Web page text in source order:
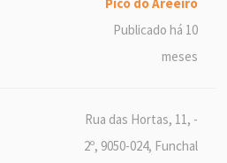
Publicado há 10
meses
Rua das Hortas, 11, -
2º, 9050-024, Funchal